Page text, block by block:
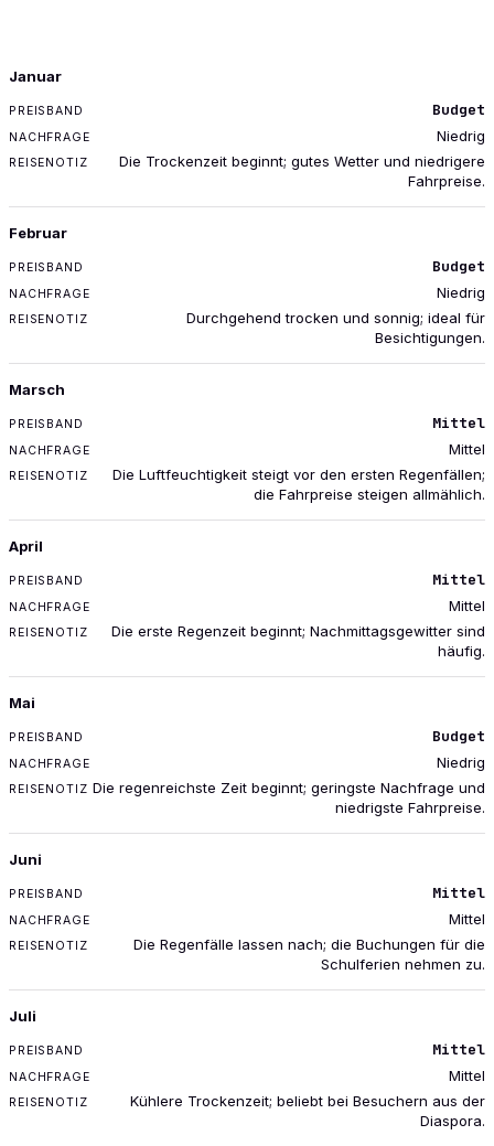
MONAT
Januar
Budget
Niedrig
Die Trockenzeit beginnt; gutes Wetter und niedrigere
Fahrpreise.
Februar
Budget
Niedrig
Durchgehend trocken und sonnig; ideal für
Besichtigungen.
Marsch
Mittel
Mittel
Die Luftfeuchtigkeit steigt vor den ersten Regenfällen;
die Fahrpreise steigen allmählich.
April
Mittel
Mittel
Die erste Regenzeit beginnt; Nachmittagsgewitter sind
häufig.
Mai
Budget
Niedrig
Die regenreichste Zeit beginnt; geringste Nachfrage und
niedrigste Fahrpreise.
Juni
Mittel
Mittel
Die Regenfälle lassen nach; die Buchungen für die
Schulferien nehmen zu.
Juli
Mittel
Mittel
Kühlere Trockenzeit; beliebt bei Besuchern aus der
Diaspora.